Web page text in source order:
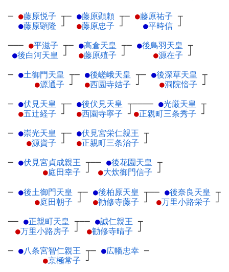
─ ●藤原悦子 ┬
●藤原顕隆 ┘
─ ●藤原顕頼 ┬
●藤原忠子 ┘
─ ●藤原祐子 ┬
●平時信 ┘
─── ●平滋子 ┬
●後白河天皇 ┘
─ ●高倉天皇 ┬
●藤原殖子 ┘
─ ●後鳥羽天皇 ┬
●源在子 ┘
─ ●土御門天皇 ┬
●源通子 ┘
─ ●後嵯峨天皇 ┬
●西園寺姞子 ┘
─ ●後深草天皇 ┬
●洞院愔子 ┘
─ ●伏見天皇 ┬
●五辻経子 ┘
─ ●後伏見天皇 ┬
●西園寺寧子 ┘
──── ●光厳天皇 ┬
●正親町三条秀子 ┘
─ ●崇光天皇 ┬
●源資子 ┘
─ ●伏見宮栄仁親王 ┬
●正親町三条治子 ┘
─ ●伏見宮貞成親王 ┬
●庭田幸子 ┘
── ●後花園天皇 ┬
●大炊御門信子 ┘
─ ●後土御門天皇 ┬
●庭田朝子 ┘
─ ●後柏原天皇 ┬
●勧修寺藤子 ┘
── ●後奈良天皇 ┬
●万里小路栄子 ┘
── ●正親町天皇 ┬
●万里小路房子 ┘
── ●誠仁親王 ┬
●勧修寺晴子 ┘
─ ●八条宮智仁親王 ┬
●京極常子 ┘
─ ●広幡忠幸 ─